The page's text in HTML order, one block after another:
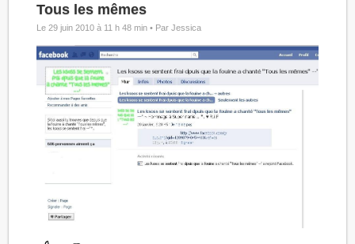
Tous les mêmes
Le 29 juin 2010 à 11 h 48 min • Par Jessica